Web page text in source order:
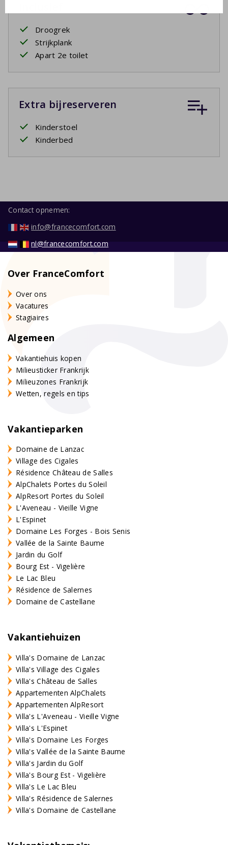
Droogrek
Strijkplank
Apart 2e toilet
Extra bijreserveren
Kinderstoel
Kinderbed
Contact opnemen:
info@francecomfort.com
nl@francecomfort.com
Over FranceComfort
Over ons
Vacatures
Stagiaires
Algemeen
Vakantiehuis kopen
Milieusticker Frankrijk
Milieuzones Frankrijk
Wetten, regels en tips
Vakantieparken
Domaine de Lanzac
Village des Cigales
Résidence Château de Salles
AlpChalets Portes du Soleil
AlpResort Portes du Soleil
L'Aveneau - Vieille Vigne
L'Espinet
Domaine Les Forges - Bois Senis
Vallée de la Sainte Baume
Jardin du Golf
Bourg Est - Vigelière
Le Lac Bleu
Résidence de Salernes
Domaine de Castellane
Vakantiehuizen
Villa's Domaine de Lanzac
Villa's Village des Cigales
Villa's Château de Salles
Appartementen AlpChalets
Appartementen AlpResort
Villa's L'Aveneau - Vieille Vigne
Villa's L'Espinet
Villa's Domaine Les Forges
Villa's Vallée de la Sainte Baume
Villa's Jardin du Golf
Villa's Bourg Est - Vigelière
Villa's Le Lac Bleu
Villa's Résidence de Salernes
Villa's Domaine de Castellane